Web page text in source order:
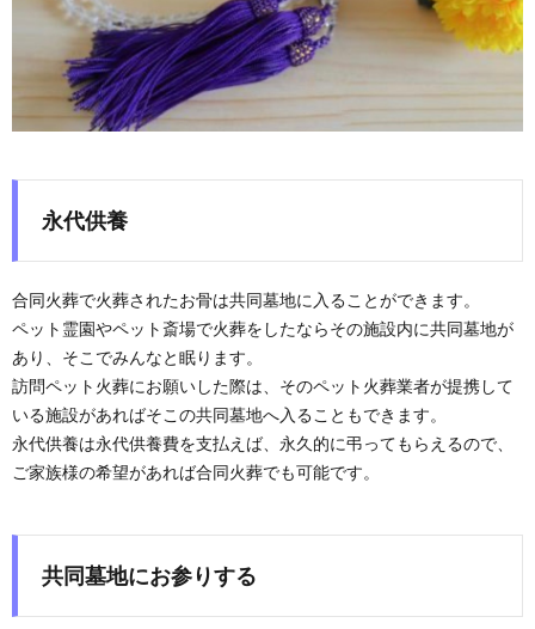
永代供養
合同火葬で火葬されたお骨は共同墓地に入ることができます。
ペット霊園やペット斎場で火葬をしたならその施設内に共同墓地が
あり、そこでみんなと眠ります。
訪問ペット火葬にお願いした際は、そのペット火葬業者が提携して
いる施設があればそこの共同墓地へ入ることもできます。
永代供養は永代供養費を支払えば、永久的に弔ってもらえるので、
ご家族様の希望があれば合同火葬でも可能です。
共同墓地にお参りする